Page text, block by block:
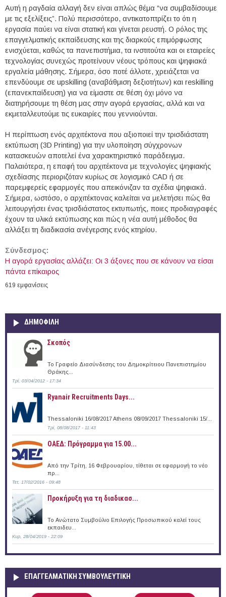
Αυτή η ραγδαία αλλαγή δεν είναι απλώς θέμα “να συμβαδίσουμε
με τις εξελίξεις”. Πολύ περισσότερο, αντικατοπτρίζει το ότι η
εργασία παύει να είναι στατική και γίνεται ρευστή. Ο ρόλος της
επαγγελματικής εκπαίδευσης και της διαρκούς επιμόρφωσης
ενισχύεται, καθώς τα πανεπιστήμια, τα ινστιτούτα και οι εταιρείες
τεχνολογίας συνεχώς προτείνουν νέους τρόπους και ψηφιακά
εργαλεία μάθησης. Σήμερα, όσο ποτέ άλλοτε, χρειάζεται να
επενδύουμε σε upskilling (αναβάθμιση δεξιοτήτων) και reskilling
(επανεκπαίδευση) για να είμαστε σε θέση όχι μόνο να
διατηρήσουμε τη θέση μας στην αγορά εργασίας, αλλά και να
εκμεταλλευτούμε τις ευκαιρίες που γεννιούνται.
Η περίπτωση ενός αρχιτέκτονα που αξιοποιεί την τρισδιάστατη
εκτύπωση (3D Printing) για την υλοποίηση σύγχρονων
κατασκευών αποτελεί ένα χαρακτηριστικό παράδειγμα.
Παλαιότερα, η επαφή του αρχιτέκτονα με τεχνολογίες ψηφιακής
σχεδίασης περιοριζόταν κυρίως σε λογισμικό CAD ή σε
παρεμφερείς εφαρμογές που απεικόνιζαν τα σχέδια ψηφιακά.
Σήμερα, ωστόσο, ο αρχιτέκτονας καλείται να μελετήσει πώς θα
λειτουργήσει ένας τρισδιάστατος εκτυπωτής, ποιες προδιαγραφές
έχουν τα υλικά εκτύπωσης και πώς η νέα αυτή μέθοδος θα
αλλάξει τη διαδικασία ανέγερσης ενός κτηρίου.
Σύνδεσμος:
Η αγορά εργασίας αλλάζει: Οι 3 άξονες που σε κάνουν να είσαι
πάντα επίκαιρος
619 εμφανίσεις
ΔΗΜΟΦΙΛΗ
Σκοπός
Το Γραφείο Διασύνδεσης του Δημοκρίτειου Πανεπιστημίου
Θράκης...
Τρί, 03/04/2012 - 17:34
Ryanair Recruitments Days...
Thessaloniki 16/08/2017 Athens 08/09/2017 Thessaloniki 15/...
Τρί, 08/08/2017 - 11:43
ΟΑΕΔ: Πρόγραμμα για 15.00...
Από την Τρίτη, 16 Φεβρουαρίου, τίθεται σε εφαρμογή το νέο
πρ...
Τετ, 17/02/2016 - 09:48
Προκήρυξη για τη διαδικασ...
Το Ανώτατο Συμβούλιο Επιλογής Προσωπικού καλεί τους
εκπαιδευ...
Κυρ, 28/04/2019 - 22:09
ΕΠΑΓΓΕΛΜΑΤΙΚΉ ΣΥΜΒΟΥΛΕΥΤΙΚΉ